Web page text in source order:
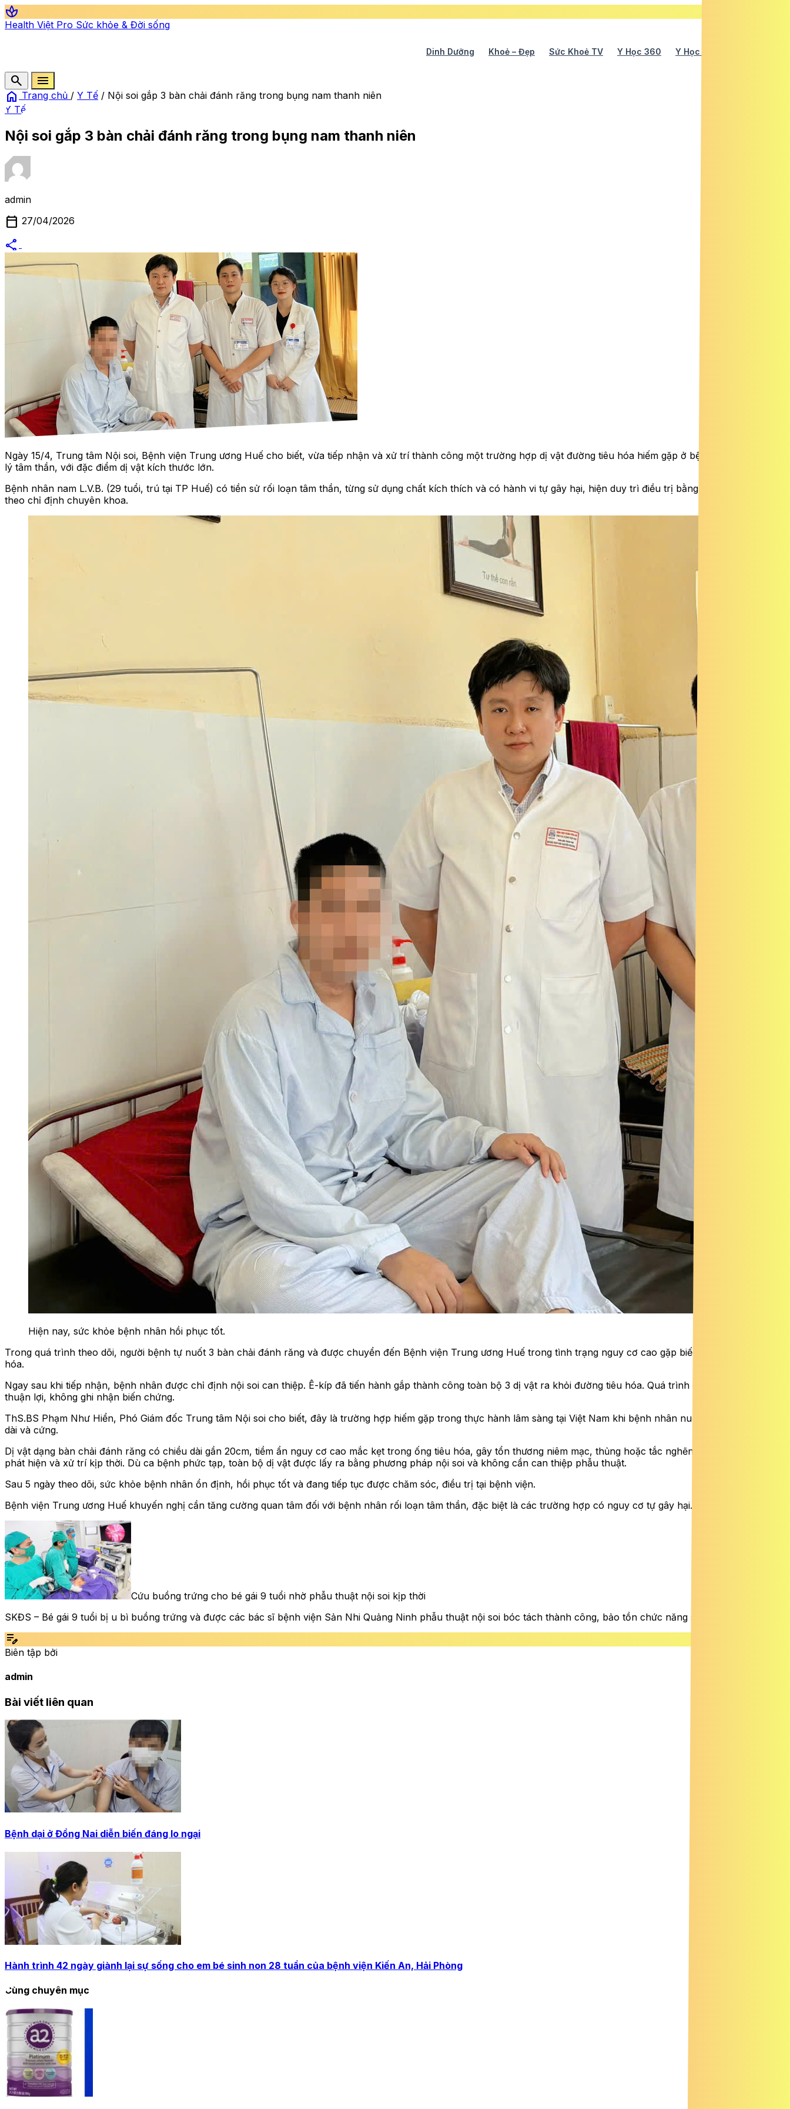
spa
Health Việt Pro Sức khỏe & Đời sống
Dinh Dưỡng Khoẻ – Đẹp Sức Khoẻ TV Y Học 360 Y Học Cổ Truyền
search
menu
home Trang chủ / Y Tế / Nội soi gắp 3 bàn chải đánh răng trong bụng nam thanh niên
Y Tế
Nội soi gắp 3 bàn chải đánh răng trong bụng nam thanh niên
admin
calendar_today 27/04/2026
share
Ngày 15/4, Trung tâm Nội soi, Bệnh viện Trung ương Huế cho biết, vừa tiếp nhận và xử trí thành công một trường hợp dị vật đường tiêu hóa hiếm gặp ở bệnh nhân có bệnh
lý tâm thần, với đặc điểm dị vật kích thước lớn.
Bệnh nhân nam L.V.B. (29 tuổi, trú tại TP Huế) có tiền sử rối loạn tâm thần, từng sử dụng chất kích thích và có hành vi tự gây hại, hiện duy trì điều trị bằng thuốc hướng thần
theo chỉ định chuyên khoa.
Hiện nay, sức khỏe bệnh nhân hồi phục tốt.
Trong quá trình theo dõi, người bệnh tự nuốt 3 bàn chải đánh răng và được chuyển đến Bệnh viện Trung ương Huế trong tình trạng nguy cơ cao gặp biến chứng đường tiêu
hóa.
Ngay sau khi tiếp nhận, bệnh nhân được chỉ định nội soi can thiệp. Ê-kíp đã tiến hành gắp thành công toàn bộ 3 dị vật ra khỏi đường tiêu hóa. Quá trình can thiệp diễn ra
thuận lợi, không ghi nhận biến chứng.
ThS.BS Phạm Như Hiển, Phó Giám đốc Trung tâm Nội soi cho biết, đây là trường hợp hiếm gặp trong thực hành lâm sàng tại Việt Nam khi bệnh nhân nuốt cùng lúc 3 dị vật
dài và cứng.
Dị vật dạng bàn chải đánh răng có chiều dài gần 20cm, tiềm ẩn nguy cơ cao mắc kẹt trong ống tiêu hóa, gây tổn thương niêm mạc, thủng hoặc tắc nghẽn nếu không được
phát hiện và xử trí kịp thời. Dù ca bệnh phức tạp, toàn bộ dị vật được lấy ra bằng phương pháp nội soi và không cần can thiệp phẫu thuật.
Sau 5 ngày theo dõi, sức khỏe bệnh nhân ổn định, hồi phục tốt và đang tiếp tục được chăm sóc, điều trị tại bệnh viện.
Bệnh viện Trung ương Huế khuyến nghị cần tăng cường quan tâm đối với bệnh nhân rối loạn tâm thần, đặc biệt là các trường hợp có nguy cơ tự gây hại.
Cứu buồng trứng cho bé gái 9 tuổi nhờ phẫu thuật nội soi kịp thời
SKĐS – Bé gái 9 tuổi bị u bì buồng trứng và được các bác sĩ bệnh viện Sản Nhi Quảng Ninh phẫu thuật nội soi bóc tách thành công, bảo tồn chức năng sinh sản.
edit_note
Biên tập bởi
admin
Bài viết liên quan
Bệnh dại ở Đồng Nai diễn biến đáng lo ngại
Hành trình 42 ngày giành lại sự sống cho em bé sinh non 28 tuần của bệnh viện Kiến An, Hải Phòng
Cùng chuyên mục